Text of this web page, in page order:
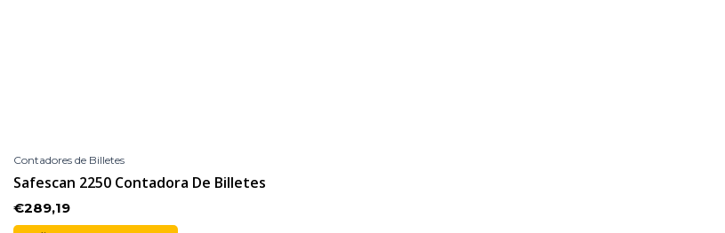
Contadores de Billetes
Safescan 2250 Contadora De Billetes
€289,19